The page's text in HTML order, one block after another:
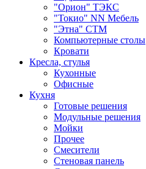
"Орион" ТЭКС
"Токио" NN Мебель
"Этна" СТМ
Компьютерные столы
Кровати
Кресла, стулья
Кухонные
Офисные
Кухня
Готовые решения
Модульные решения
Мойки
Прочее
Смесители
Стеновая панель